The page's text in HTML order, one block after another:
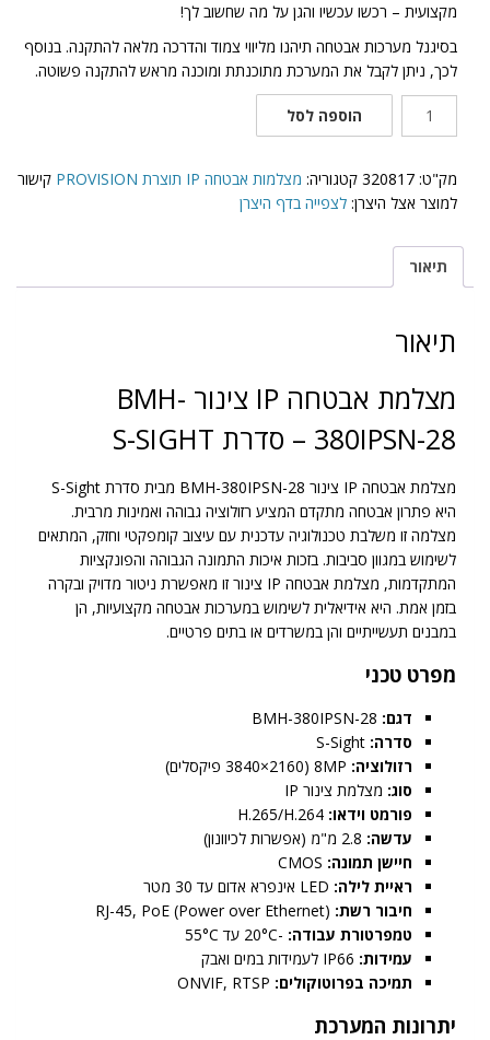
מקצועית – רכשו עכשיו והגן על מה שחשוב לך!
בסיגנל מערכות אבטחה תיהנו מליווי צמוד והדרכה מלאה להתקנה. בנוסף
לכך, ניתן לקבל את המערכת מתוכנתת ומוכנה מראש להתקנה פשוטה.
380IPSN-
28
הוספה לסל
מק"ט: 320817 קטגוריה: מצלמות אבטחה IP תוצרת PROVISION
קישור
למוצר אצל היצרן: לצפייה בדף היצרן
תיאור
תיאור
מצלמת אבטחה IP צינור BMH-
380IPSN-28 – סדרת S-SIGHT
מצלמת אבטחה IP צינור BMH-380IPSN-28 מבית סדרת S-Sight
היא פתרון אבטחה מתקדם המציע רזולוציה גבוהה ואמינות מרבית.
מצלמה זו משלבת טכנולוגיה עדכנית עם עיצוב קומפקטי וחזק, המתאים
לשימוש במגוון סביבות. בזכות איכות התמונה הגבוהה והפונקציות
המתקדמות, מצלמת אבטחה IP צינור זו מאפשרת ניטור מדויק ובקרה
בזמן אמת. היא אידיאלית לשימוש במערכות אבטחה מקצועיות, הן
במבנים תעשייתיים והן במשרדים או בתים פרטיים.
מפרט טכני
דגם:
סדרה:
רזולוציה:
סוג: מצלמת צינור IP
פורמט וידאו:
עדשה:
חיישן תמונה:
ראיית לילה:
חיבור רשת:
טמפרטורת עבודה: -20°C עד 55°C
עמידות:
תמיכה בפרוטוקולים:
יתרונות המערכת